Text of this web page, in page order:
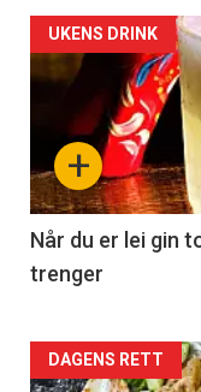
+
UKENS DRINK
Når du er lei gin
trenger
Forsiden
DAGENS RETT